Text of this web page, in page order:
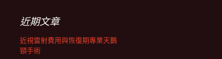
列近期文章
近視雷射費用與恢復期專業天鵝
頸手術